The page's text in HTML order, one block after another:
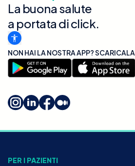
La buona salute
a portata di click.
NON HAI LA NOSTRA APP? SCARICALA
PER I PAZIENTI